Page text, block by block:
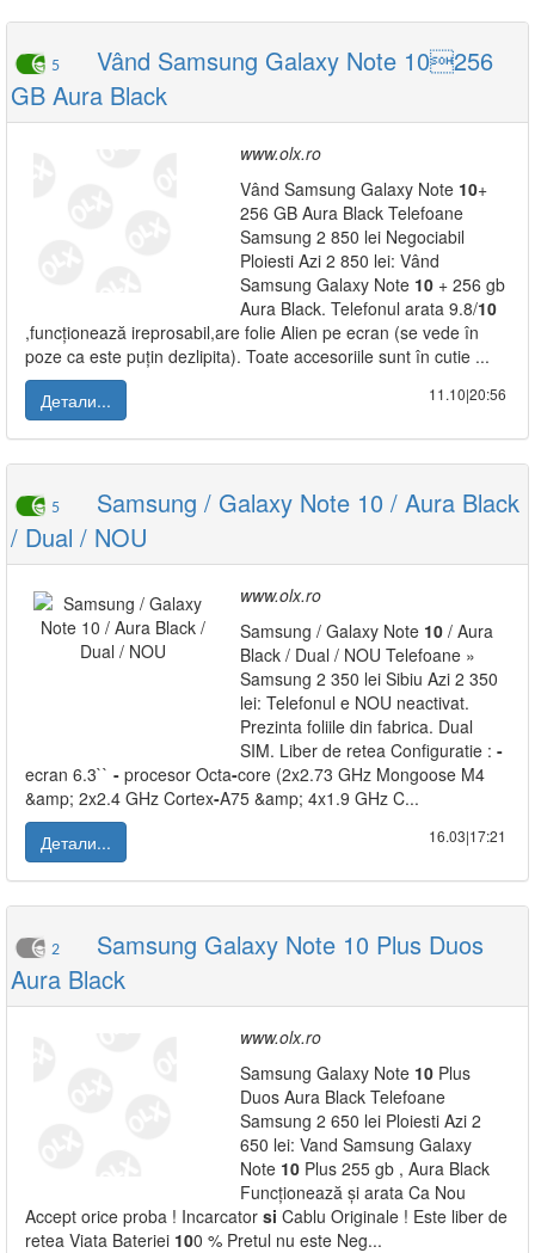
5
Vând Samsung Galaxy Note 10256
GB Aura Black
www.olx.ro
Vând Samsung Galaxy Note 10+
256 GB Aura Black Telefoane
Samsung 2 850 lei Negociabil
Ploiesti Azi 2 850 lei: Vând
Samsung Galaxy Note 10 + 256 gb
Aura Black. Telefonul arata 9.8/10
,funcționează ireprosabil,are folie Alien pe ecran (se vede în
poze ca este puțin dezlipita). Toate accesoriile sunt în cutie ...
Детали...
11.10|20:56
5
Samsung / Galaxy Note 10 / Aura Black
/ Dual / NOU
www.olx.ro
Samsung / Galaxy Note 10 / Aura
Black / Dual / NOU Telefoane »
Samsung 2 350 lei Sibiu Azi 2 350
lei: Telefonul e NOU neactivat.
Prezinta foliile din fabrica. Dual
SIM. Liber de retea Configuratie : -
ecran 6.3`` - procesor Octa-core (2x2.73 GHz Mongoose M4
&amp; 2x2.4 GHz Cortex-A75 &amp; 4x1.9 GHz C...
Детали...
16.03|17:21
2
Samsung Galaxy Note 10 Plus Duos
Aura Black
www.olx.ro
Samsung Galaxy Note 10 Plus
Duos Aura Black Telefoane
Samsung 2 650 lei Ploiesti Azi 2
650 lei: Vand Samsung Galaxy
Note 10 Plus 255 gb , Aura Black
Funcționează și arata Ca Nou
Accept orice proba ! Incarcator si Cablu Originale ! Este liber de
retea Viata Bateriei 100 % Pretul nu este Neg...